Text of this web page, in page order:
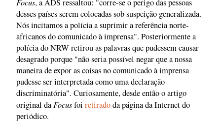
, a ADS ressaltou: "corre-se o perigo das pessoas
desses países serem colocadas sob suspeição generalizada.
Nós incitamos a polícia a suprimir a referência norte-
africanos do comunicado à imprensa". Posteriormente a
polícia do NRW retirou as palavras que pudessem causar
desagrado porque "não seria possível negar que a nossa
maneira de expor as coisas no comunicado à imprensa
pudesse ser interpretada como uma declaração
discriminatória". Curiosamente, desde então o artigo
original da Focusfoi retiradoda página da Internet do
periódico.